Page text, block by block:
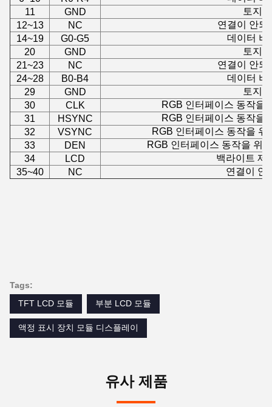
11
GND
토지
12~13
NC
연결이 안되
14~19
G0-G5
데이터 버
20
GND
토지
21~23
NC
연결이 안되
24~28
B0-B4
데이터 버
29
GND
토지
30
CLK
RGB 인터페이스 동작을
31
HSYNC
RGB 인터페이스 동작을
32
VSYNC
RGB 인터페이스 동작을 위
33
DEN
RGB 인터페이스 동작을 위
34
LCD
백라이트 제
35~40
NC 연결이 안
Tags:
TFT LCD 모듈
부분 LCD 모듈
액정 표시 장치 모듈 디스플레이
유사 제품